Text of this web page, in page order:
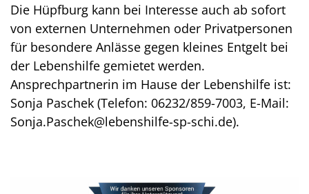
Die Hüpfburg kann bei Interesse auch ab sofort
von externen Unternehmen oder Privatpersonen
für besondere Anlässe gegen kleines Entgelt bei
der Lebenshilfe gemietet werden.
Ansprechpartnerin im Hause der Lebenshilfe ist:
Sonja Paschek (Telefon: 06232/859-7003, E-Mail:
Sonja.Paschek@lebenshilfe-sp-schi.de).